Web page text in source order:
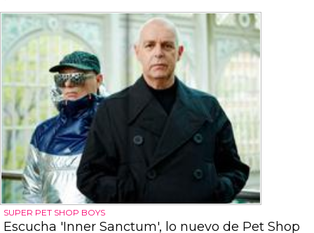
SUPER PET SHOP BOYS
Escucha 'Inner Sanctum', lo nuevo de Pet Shop